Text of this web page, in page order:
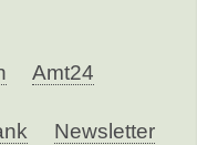
Amt24
Newsletter